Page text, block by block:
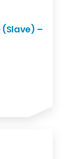
(Slave) –